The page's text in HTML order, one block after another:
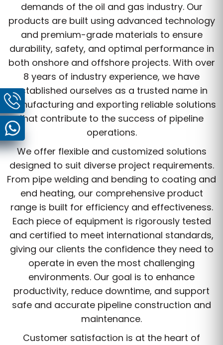
demands of the oil and gas industry. Our
products are built using advanced technology
and premium-grade materials to ensure
durability, safety, and optimal performance in
both onshore and offshore projects. With over
8 years of industry experience, we have
established ourselves as a trusted name in
manufacturing and exporting reliable solutions
that contribute to the success of pipeline
operations.
We offer flexible and customized solutions
designed to suit diverse project requirements.
From pipe welding and bending to coating and
end heating, our comprehensive product
range is built for efficiency and effectiveness.
Each piece of equipment is rigorously tested
and certified to meet international standards,
giving our clients the confidence they need to
operate in even the most challenging
environments. Our goal is to enhance
productivity, reduce downtime, and support
safe and accurate pipeline construction and
maintenance.
Customer satisfaction is at the heart of